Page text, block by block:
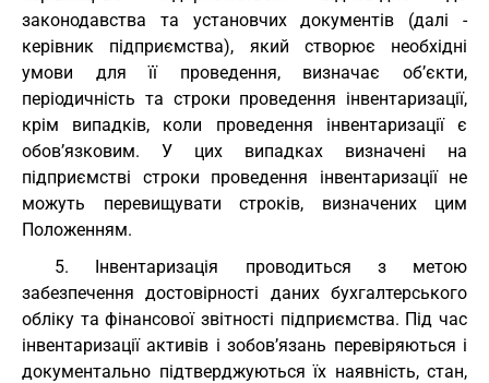
законодавства та установчих документів (далі -
керівник підприємства), який створює необхідні
умови для її проведення, визначає об’єкти,
періодичність та строки проведення інвентаризації,
крім випадків, коли проведення інвентаризації є
обов’язковим. У цих випадках визначені на
підприємстві строки проведення інвентаризації не
можуть перевищувати строків, визначених цим
Положенням.
5. Інвентаризація проводиться з метою
забезпечення достовірності даних бухгалтерського
обліку та фінансової звітності підприємства. Під час
інвентаризації активів і зобов’язань перевіряються і
документально підтверджуються їх наявність, стан,